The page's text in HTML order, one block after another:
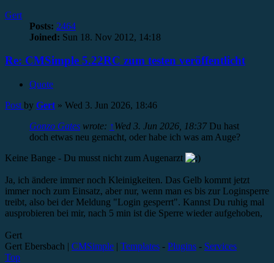
Gert
Posts: 2464
Joined: Sun 18. Nov 2012, 14:18
Re: CMSimple 5.22RC zum testen veröffentlicht
Quote
Post by Gert » Wed 3. Jun 2026, 18:46
Gonzo Gates wrote: ↑Wed 3. Jun 2026, 18:37Du hast
doch etwas neu gemacht, oder habe ich was am Auge?
Keine Bange - Du musst nicht zum Augenarzt
Ja, ich ändere immer noch Kleinigkeiten. Das Gelb kommt jetzt
immer noch zum Einsatz, aber nur, wenn man es bis zur Loginsperre
treibt, also bei der Meldung "Login gesperrt". Kannst Du ruhig mal
ausprobieren bei mir, nach 5 min ist die Sperre wieder aufgehoben,
Gert
Gert Ebersbach | CMSimple | Templates - Plugins - Services
Top